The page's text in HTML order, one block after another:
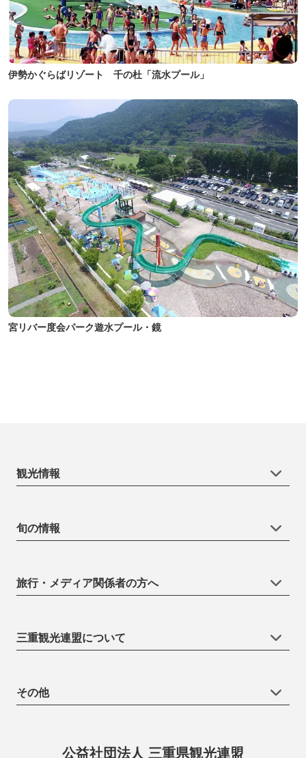
伊勢かぐらばリゾート 千の杜「流水プール」
宮リバー度会パーク遊水プール・鏡
観光情報
旬の情報
旅行・メディア関係者の方へ
三重観光連盟について
その他
公益社団法人 三重県観光連盟